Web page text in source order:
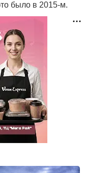
было в 2015-м.